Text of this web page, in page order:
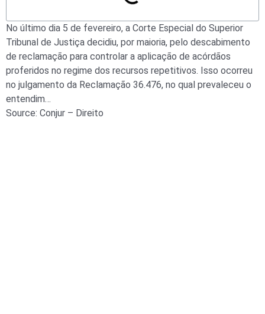
No último dia 5 de fevereiro, a Corte Especial do Superior
Tribunal de Justiça decidiu, por maioria, pelo descabimento
de reclamação para controlar a aplicação de acórdãos
proferidos no regime dos recursos repetitivos. Isso ocorreu
no julgamento da Reclamação 36.476, no qual prevaleceu o
entendim…
Source: Conjur – Direito